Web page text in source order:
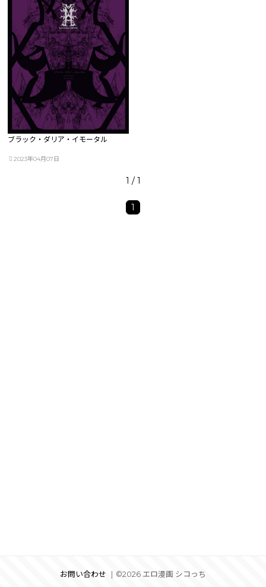
ブラック・ダリア・イモータル
2023年04月07日
1 / 1
1
お問い合わせ ©2026 エロ漫画 シコっち